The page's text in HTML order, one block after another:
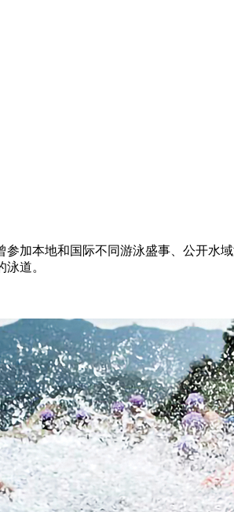
加本地和国际不同游泳盛事、公开水
泳道。